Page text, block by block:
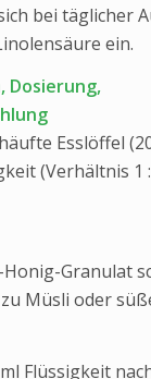
bei täglicher
ein.
Dosierung,
Esslöffel
(Verhältnis 1
Granulat
Müsli oder
Flüssigkeit